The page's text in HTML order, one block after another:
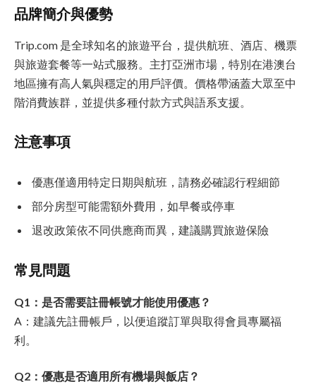
品牌簡介與優勢
Trip.com 是全球知名的旅遊平台，提供航班、酒店、機票
與旅遊套餐等一站式服務。主打亞洲市場，特別在港澳台
地區擁有高人氣與穩定的用戶評價。價格帶涵蓋大眾至中
階消費族群，並提供多種付款方式與語系支援。
注意事項
優惠僅適用特定日期與航班，請務必確認行程細節
部分房型可能需額外費用，如早餐或停車
退改政策依不同供應商而異，建議購買旅遊保險
常見問題
Q1：是否需要註冊帳號才能使用優惠？
A：建議先註冊帳戶，以便追蹤訂單與取得會員專屬福
利。
Q2：優惠是否適用所有機場與飯店？